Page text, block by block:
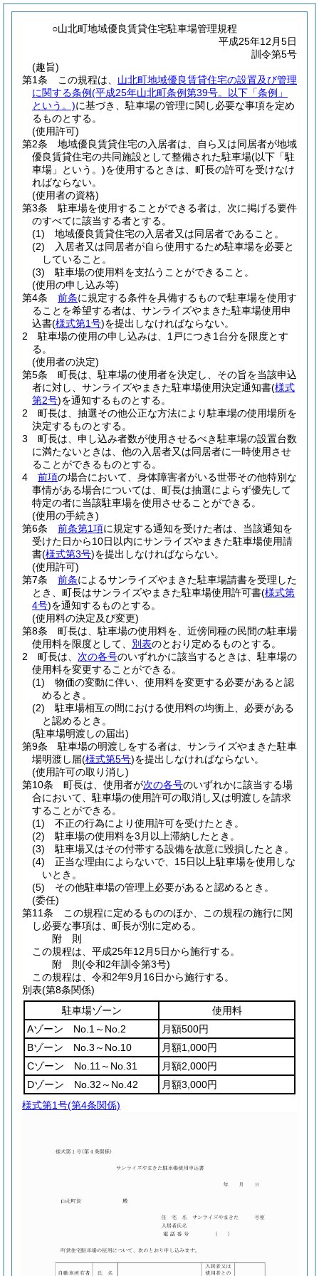
○山北町地域優良賃貸住宅駐車場管理規程
平成25年12月5日
訓令第5号
(趣旨)
第1条
この規程は、 山北町地域優良賃貸住宅の設置及び管理
に関する条例(平成25年山北町条例第39号。以下「条例」
という。)に基づき、駐車場の管理に関し必要な事項を定め
るものとする。
(使用許可)
第2条
地域優良賃貸住宅の入居者は、自ら又は同居者が地域
優良賃貸住宅の共同施設として整備された駐車場(以下「駐
車場」という。)を使用するときは、町長の許可を受けなけ
ればならない。
(使用者の資格)
第3条
駐車場を使用することができる者は、次に掲げる要件
のすべてに該当する者とする。
(1)
地域優良賃貸住宅の入居者又は同居者であること。
(2)
入居者又は同居者が自ら使用するため駐車場を必要と
していること。
(3)
駐車場の使用料を支払うことができること。
(使用の申し込み等)
第4条
前条に規定する条件を具備するもので駐車場を使用す
ることを希望する者は、サンライズやまきた駐車場使用申
込書(様式第1号)を提出しなければならない。
2
駐車場の使用の申し込みは、1戸につき1台分を限度とす
る。
(使用者の決定)
第5条
町長は、駐車場の使用者を決定し、その旨を当該申込
者に対し、サンライズやまきた駐車場使用決定通知書(様式
第2号)を通知するものとする。
2
町長は、抽選その他公正な方法により駐車場の使用場所を
決定するものとする。
3
町長は、申し込み者数が使用させるべき駐車場の設置台数
に満たないときは、他の入居者又は同居者に一時使用させ
ることができるものとする。
4
前項の場合において、身体障害者がいる世帯その他特別な
事情がある場合については、町長は抽選によらず優先して
特定の者に当該駐車場を使用させることができる。
(使用の手続き)
第6条
前条第1項に規定する通知を受けた者は、当該通知を
受けた日から10日以内にサンライズやまきた駐車場使用請
書(様式第3号)を提出しなければならない。
(使用許可)
第7条
前条によるサンライズやまきた駐車場請書を受理した
とき、町長はサンライズやまきた駐車場使用許可書(様式第
4号)を通知するものとする。
(使用料の決定及び変更)
第8条
町長は、駐車場の使用料を、近傍同種の民間の駐車場
使用料を限度として、 別表のとおり定めるものとする。
2
町長は、 次の各号のいずれかに該当するときは、駐車場の
使用料を変更することができる。
(1)
物価の変動に伴い、使用料を変更する必要があると認
めるとき。
(2)
駐車場相互の間における使用料の均衡上、必要がある
と認めるとき。
(駐車場明渡しの届出)
第9条
駐車場の明渡しをする者は、サンライズやまきた駐車
場明渡し届(様式第5号)を提出しなければならない。
(使用許可の取り消し)
第10条
町長は、使用者が次の各号のいずれかに該当する場
合において、駐車場の使用許可の取消し又は明渡しを請求
することができる。
(1)
不正の行為により使用許可を受けたとき。
(2)
駐車場の使用料を3月以上滞納したとき。
(3)
駐車場又はその付帯する設備を故意に毀損したとき。
(4)
正当な理由によらないで、15日以上駐車場を使用しな
いとき。
(5)
その他駐車場の管理上必要があると認めるとき。
(委任)
第11条
この規程に定めるもののほか、この規程の施行に関
し必要な事項は、町長が別に定める。
附 則
この規程は、平成25年12月5日から施行する。
附 則(令和2年訓令第3号)
この規程は、令和2年9月16日から施行する。
別表(第8条関係)
駐車場ゾーン
使用料
Aゾーン No.1～No.2
月額500円
Bゾーン No.3～No.10
月額1,000円
Cゾーン No.11～No.31
月額2,000円
Dゾーン No.32～No.42
月額3,000円
様式第1号(第4条関係)